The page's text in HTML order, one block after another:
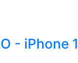
- iPhone